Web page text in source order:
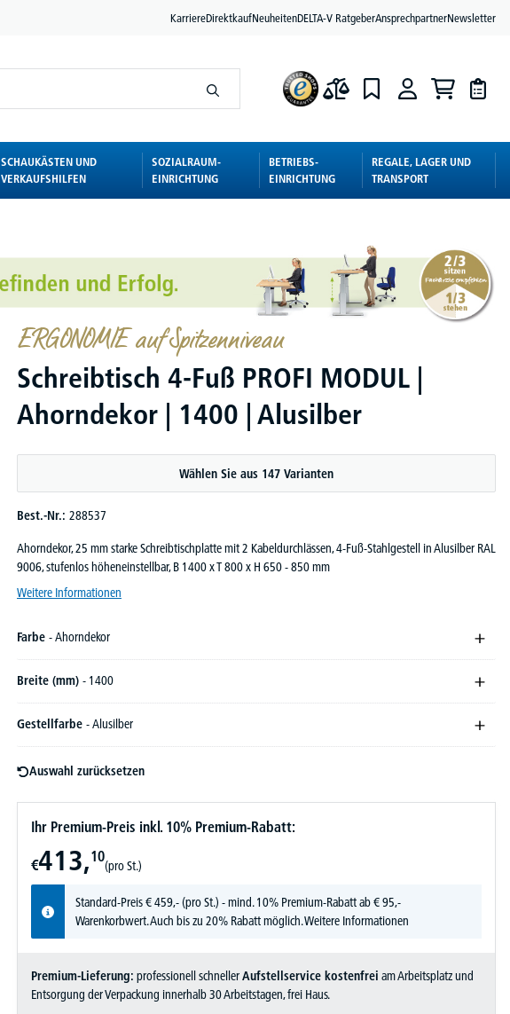
KarriereDirektkaufNeuheitenDELTA-V RatgeberAnsprechpartnerNewsletter
SCHAUKÄSTEN UND
VERKAUFSHILFEN
SOZIALRAUM-
EINRICHTUNG
BETRIEBS-
EINRICHTUNG
REGALE, LAGER UND
TRANSPORT
ERGONOMIE auf Spitzenniveau
Schreibtisch 4-Fuß PROFI MODUL |
Ahorndekor | 1400 | Alusilber
Wählen Sie aus 147 Varianten
Best.-Nr.: 288537
Ahorndekor, 25 mm starke Schreibtischplatte mit 2 Kabeldurchlässen, 4-Fuß-Stahlgestell in Alusilber RAL
9006, stufenlos höheneinstellbar, B 1400 x T 800 x H 650 - 850 mm
Weitere Informationen
Farbe - Ahorndekor
Breite (mm) - 1400
Gestellfarbe - Alusilber
Auswahl zurücksetzen
Ihr Premium-Preis inkl. 10% Premium-Rabatt:
€413,10
(pro St.)
Standard-Preis€459,-(pro St.) - mind. 10% Premium-Rabatt ab € 95,-
Warenkorbwert. Auch bis zu 20% Rabatt möglich.Weitere Informationen
Premium-Lieferung: professionell schnellerAufstellservice kostenfrei am Arbeitsplatz und
Entsorgung der Verpackung innerhalb 30 Arbeitstagen, frei Haus.